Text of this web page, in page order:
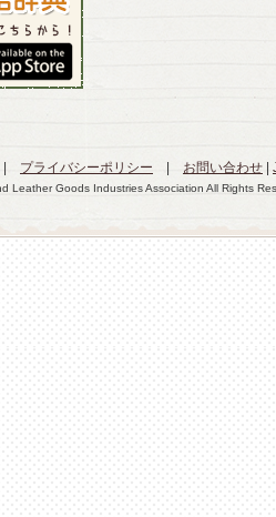
プライバシーポリシー お問い合わせ
Leather Goods Industries Association All Rights